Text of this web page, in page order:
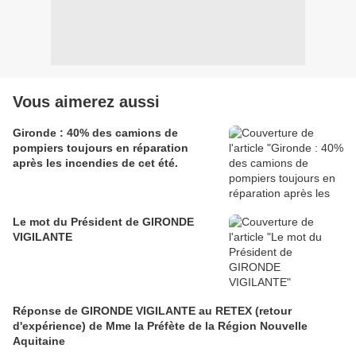
Vous aimerez aussi
Gironde : 40% des camions de
pompiers toujours en réparation
après les incendies de cet été.
Le mot du Président de GIRONDE
VIGILANTE
Réponse de GIRONDE VIGILANTE au RETEX (retour
d'expérience) de Mme la Préfète de la Région Nouvelle
Aquitaine